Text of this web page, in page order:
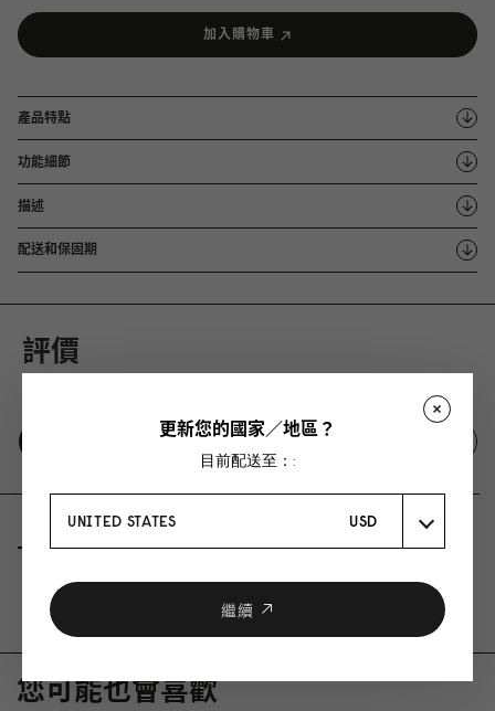
加入購物車
產品特點
功能細節
描述
配送和保固期
評價
寫下使用評論
您可能也會喜歡
更新您的國家／地區？
目前配送至：:
UNITED STATES USD
繼續